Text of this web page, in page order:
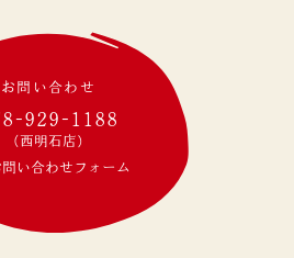
お問い合わせ
929-1188
(西明石店)
問い合わせフォーム